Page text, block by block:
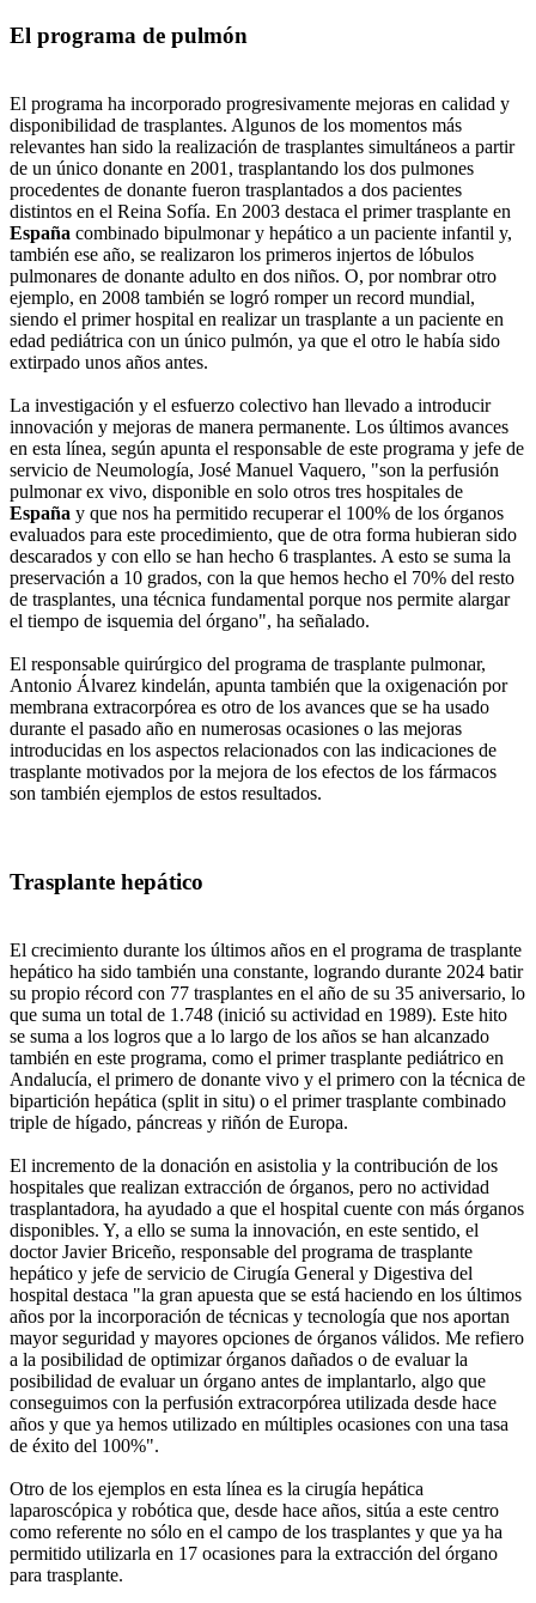
El programa de pulmón
El programa ha incorporado progresivamente mejoras en calidad y
disponibilidad de trasplantes. Algunos de los momentos más
relevantes han sido la realización de trasplantes simultáneos a partir
de un único donante en 2001, trasplantando los dos pulmones
procedentes de donante fueron trasplantados a dos pacientes
distintos en el Reina Sofía. En 2003 destaca el primer trasplante en
España combinado bipulmonar y hepático a un paciente infantil y,
también ese año, se realizaron los primeros injertos de lóbulos
pulmonares de donante adulto en dos niños. O, por nombrar otro
ejemplo, en 2008 también se logró romper un record mundial,
siendo el primer hospital en realizar un trasplante a un paciente en
edad pediátrica con un único pulmón, ya que el otro le había sido
extirpado unos años antes.
La investigación y el esfuerzo colectivo han llevado a introducir
innovación y mejoras de manera permanente. Los últimos avances
en esta línea, según apunta el responsable de este programa y jefe de
servicio de Neumología, José Manuel Vaquero, "son la perfusión
pulmonar ex vivo, disponible en solo otros tres hospitales de
España y que nos ha permitido recuperar el 100% de los órganos
evaluados para este procedimiento, que de otra forma hubieran sido
descarados y con ello se han hecho 6 trasplantes. A esto se suma la
preservación a 10 grados, con la que hemos hecho el 70% del resto
de trasplantes, una técnica fundamental porque nos permite alargar
el tiempo de isquemia del órgano", ha señalado.
El responsable quirúrgico del programa de trasplante pulmonar,
Antonio Álvarez kindelán, apunta también que la oxigenación por
membrana extracorpórea es otro de los avances que se ha usado
durante el pasado año en numerosas ocasiones o las mejoras
introducidas en los aspectos relacionados con las indicaciones de
trasplante motivados por la mejora de los efectos de los fármacos
son también ejemplos de estos resultados.
Trasplante hepático
El crecimiento durante los últimos años en el programa de trasplante
hepático ha sido también una constante, logrando durante 2024 batir
su propio récord con 77 trasplantes en el año de su 35 aniversario, lo
que suma un total de 1.748 (inició su actividad en 1989). Este hito
se suma a los logros que a lo largo de los años se han alcanzado
también en este programa, como el primer trasplante pediátrico en
Andalucía, el primero de donante vivo y el primero con la técnica de
bipartición hepática (split in situ) o el primer trasplante combinado
triple de hígado, páncreas y riñón de Europa.
El incremento de la donación en asistolia y la contribución de los
hospitales que realizan extracción de órganos, pero no actividad
trasplantadora, ha ayudado a que el hospital cuente con más órganos
disponibles. Y, a ello se suma la innovación, en este sentido, el
doctor Javier Briceño, responsable del programa de trasplante
hepático y jefe de servicio de Cirugía General y Digestiva del
hospital destaca "la gran apuesta que se está haciendo en los últimos
años por la incorporación de técnicas y tecnología que nos aportan
mayor seguridad y mayores opciones de órganos válidos. Me refiero
a la posibilidad de optimizar órganos dañados o de evaluar la
posibilidad de evaluar un órgano antes de implantarlo, algo que
conseguimos con la perfusión extracorpórea utilizada desde hace
años y que ya hemos utilizado en múltiples ocasiones con una tasa
de éxito del 100%".
Otro de los ejemplos en esta línea es la cirugía hepática
laparoscópica y robótica que, desde hace años, sitúa a este centro
como referente no sólo en el campo de los trasplantes y que ya ha
permitido utilizarla en 17 ocasiones para la extracción del órgano
para trasplante.